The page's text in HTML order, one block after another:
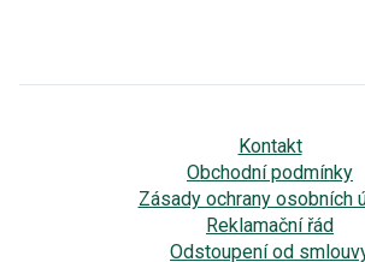
Kontakt
Obchodní podmínky
Zásady ochrany osobních
Reklamační řád
Odstoupení od